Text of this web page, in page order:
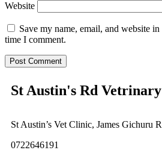
Website
Save my name, email, and website
time I comment.
St Austin's Rd
St Austin’s Vet Clinic, James Gichuru
0722646191